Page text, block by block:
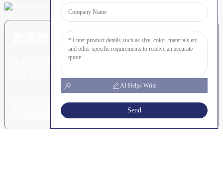
发送询价：准备了解更多信息
没有什么比看到最终结果更令人
AI Helps Write
Send